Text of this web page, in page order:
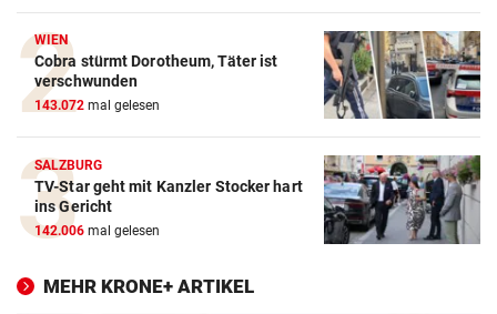
WIEN
Cobra stürmt Dorotheum, Täter ist
verschwunden
143.072 mal gelesen
SALZBURG
TV-Star geht mit Kanzler Stocker hart
ins Gericht
142.006 mal gelesen
MEHR KRONE+ ARTIKEL